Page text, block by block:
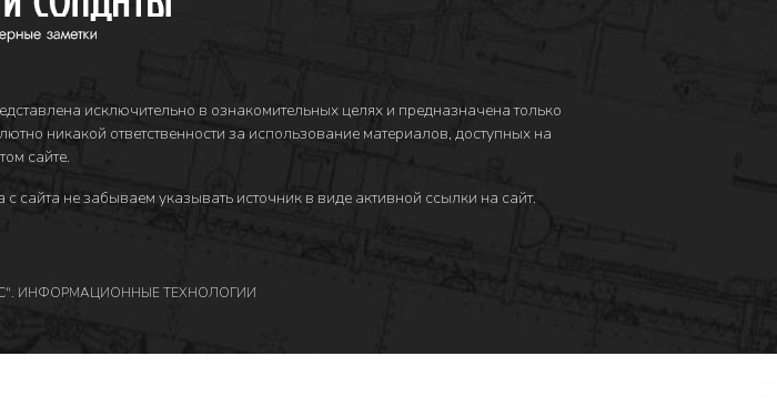
исключительно в ознакомительных целях и предназначена только
никакой ответственности за использование материалов, доступных на
сайте.
сайта не забываем указывать источник в виде активной ссылки на сайт.
ИНФОРМАЦИОННЫЕ ТЕХНОЛОГИИ